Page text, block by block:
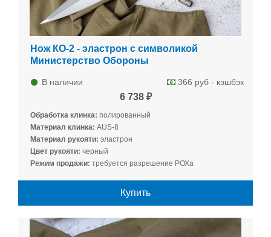
Нож КО-2 - эластрон с символикой
Министерство Обороны
В наличии 366 руб - кэшбэк
6 738 ₽
Обработка клинка: полированный
Материал клинка: AUS-8
Материал рукояти: эластрон
Цвет рукояти: черный
Режим продажи: требуется разрешение РОХа
Купить